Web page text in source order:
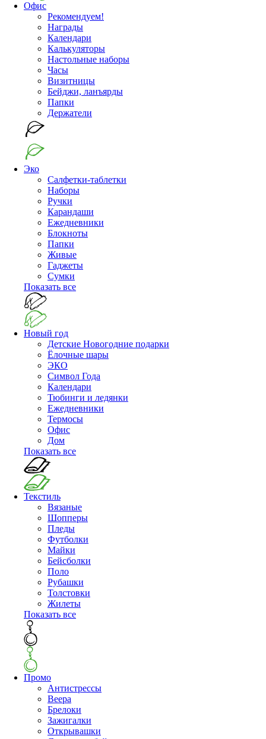
Офис
Рекомендуем!
Награды
Календари
Калькуляторы
Настольные наборы
Часы
Визитницы
Бейджи, ланъярды
Папки
Держатели
Эко
Салфетки-таблетки
Наборы
Ручки
Карандаши
Ежедневники
Блокноты
Папки
Живые
Гаджеты
Сумки
Показать все
Новый год
Детские Новогодние подарки
Ёлочные шары
ЭКО
Символ Года
Календари
Тюбинги и ледянки
Ежедневники
Термосы
Офис
Дом
Показать все
Текстиль
Вязаные
Шопперы
Пледы
Футболки
Майки
Бейсболки
Поло
Рубашки
Толстовки
Жилеты
Показать все
Промо
Антистрессы
Веера
Брелоки
Зажигалки
Открывашки